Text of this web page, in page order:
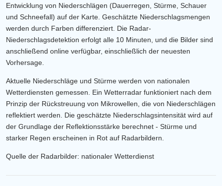
Entwicklung von Niederschlägen (Dauerregen, Stürme, Schauer
und Schneefall) auf der Karte. Geschätzte Niederschlagsmengen
werden durch Farben differenziert. Die Radar-
Niederschlagsdetektion erfolgt alle 10 Minuten, und die Bilder sind
anschließend online verfügbar, einschließlich der neuesten
Vorhersage.
Aktuelle Niederschläge und Stürme werden von nationalen
Wetterdiensten gemessen. Ein Wetterradar funktioniert nach dem
Prinzip der Rückstreuung von Mikrowellen, die von Niederschlägen
reflektiert werden. Die geschätzte Niederschlagsintensität wird auf
der Grundlage der Reflektionsstärke berechnet - Stürme und
starker Regen erscheinen in Rot auf Radarbildern.
Quelle der Radarbilder: nationaler Wetterdienst